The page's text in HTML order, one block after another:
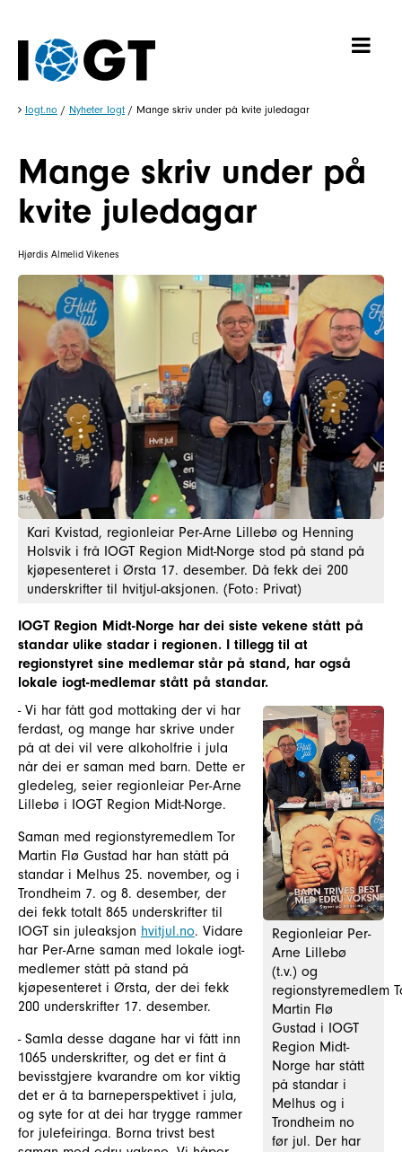
Iogt.no / Nyheter Iogt / Mange skriv under på kvite juledagar
Mange skriv under på
kvite juledagar
Hjørdis Almelid Vikenes
Kari Kvistad, regionleiar Per-Arne Lillebø og Henning
Holsvik i frå IOGT Region Midt-Norge stod på stand på
kjøpesenteret i Ørsta 17. desember. Då fekk dei 200
underskrifter til hvitjul-aksjonen. (Foto: Privat)
IOGT Region Midt-Norge har dei siste vekene stått på
standar ulike stadar i regionen. I tillegg til at
regionstyret sine medlemar står på stand, har også
lokale iogt-medlemar stått på standar.
Regionleiar Per-
Arne Lillebø
(t.v.) og
regionstyremedlem
Martin Flø
Gustad i IOGT
Region Midt-
Norge har stått
på standar i
Melhus og i
Trondheim no
før jul. Der har
- Vi har fått god mottaking der vi har
ferdast, og mange har skrive under
på at dei vil vere alkoholfrie i jula
når dei er saman med barn. Dette er
gledeleg, seier regionleiar Per-Arne
Lillebø i IOGT Region Midt-Norge.
Saman med regionstyremedlem Tor
Martin Flø Gustad har han stått på
standar i Melhus 25. november, og i
Trondheim 7. og 8. desember, der
dei fekk totalt 865 underskrifter til
IOGT sin juleaksjon hvitjul.no. Vidare
har Per-Arne saman med lokale iogt-
medlemer stått på stand på
kjøpesenteret i Ørsta, der dei fekk
200 underskrifter 17. desember.
- Samla desse dagane har vi fått inn
1065 underskrifter, og det er fint å
bevisstgjere kvarandre om kor viktig
det er å ta barneperspektivet i jula,
og syte for at dei har trygge rammer
for julefeiringa. Borna trivst best